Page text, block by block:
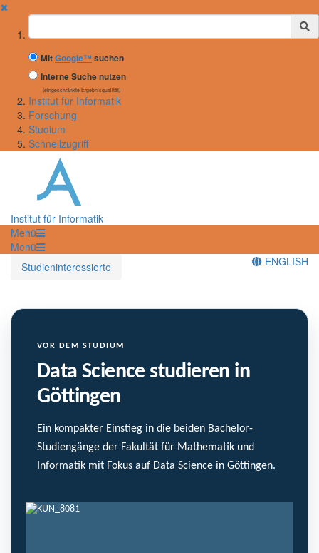
✖
Suchbegriff
MitGoogle™suchen
Interne Suche nutzen
(eingeschränkte Ergebnisqualität)
Institut für Informatik
Forschung
Studium
Schnellzugriff
Institut für Informatik
Menü
Menü
Studieninteressierte
ENGLISH
VOR DEM STUDIUM
Data Science studieren in
Göttingen
Ein kompakter Einstieg in die beiden Bachelor-
Studiengänge der Fakultät für Mathematik und
Informatik mit Fokus auf Data Science in Göttingen.